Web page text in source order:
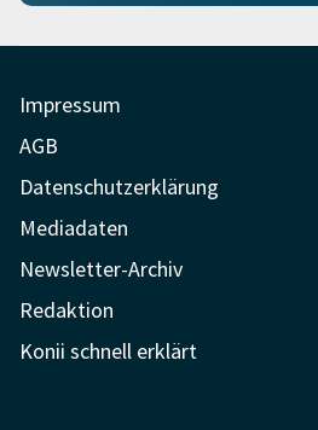
Impressum
AGB
Datenschutzerklärung
Mediadaten
Newsletter-Archiv
Redaktion
Konii schnell erklärt